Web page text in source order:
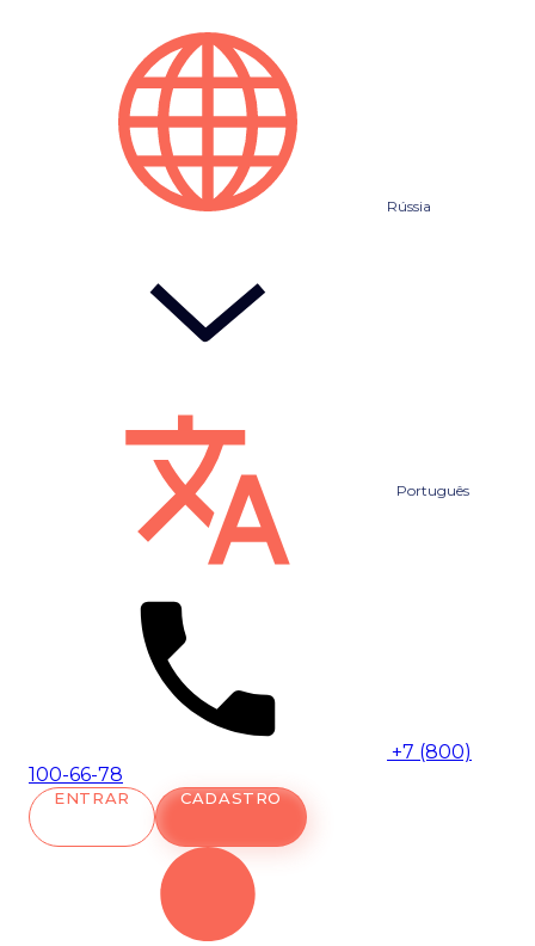
Rússia
Português
+7 (800)
100-66-78
ENTRAR CADASTRO